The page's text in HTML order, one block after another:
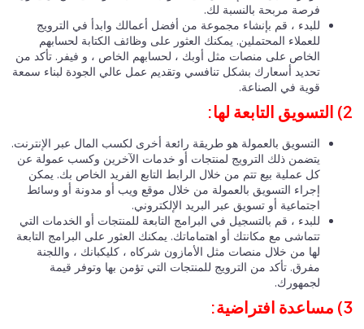
فرصة مربحة بالنسبة لك.
للبدء ، قم بإنشاء مجموعة من أفضل أعمالك وابدأ في الترويج
للعملاء المحتملين. يمكنك العثور على وظائف الكتابة لحسابهم
الخاص على منصات مثل أوبك ، لحسابهم الخاص ، و فيفر. تأكد من
تحديد أسعارك بشكل تنافسي وتقديم عمل عالي الجودة لبناء سمعة
قوية في الصناعة.
التسويق بالعمولة هو طريقة رائعة أخرى لكسب المال عبر الإنترنت.
يتضمن ذلك الترويج لمنتجات أو خدمات الآخرين وكسب عمولة عن
كل عملية بيع تتم من خلال الرابط التابع الفريد الخاص بك. يمكن
إجراء التسويق بالعمولة من خلال موقع ويب أو مدونة أو وسائط
اجتماعية أو تسويق عبر البريد الإلكتروني.
للبدء ، قم بالتسجيل في البرامج التابعة للمنتجات أو الخدمات التي
تتماشى مع مكانتك أو اهتماماتك. يمكنك العثور على البرامج التابعة
لها من خلال منصات مثل الأمازون شركاه ، كليكبانك ، واللجنة
مفرق. تأكد من الترويج للمنتجات التي تؤمن بها وتوفر قيمة
لجمهورك.